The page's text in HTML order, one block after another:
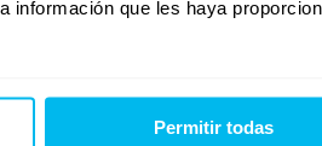
información que les haya
Permitir todas
de alta densidad, 95 kg/m3,
sensaciones, siendo el primero un